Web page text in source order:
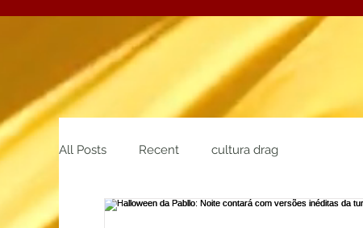
All Posts Recent cultura drag